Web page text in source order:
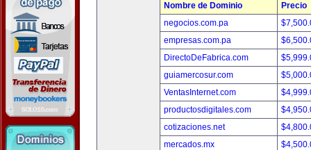
Nombre de Dominio
Precio
negocios.com.pa
empresas.com.pa
DirectoDeFabrica.com
guiamercosur.com
VentasInternet.com
productosdigitales.com
cotizaciones.net
mercados.mx